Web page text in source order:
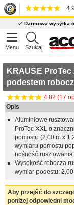
Darmowa wysyłka
Menu Szukaj
KRAUSE
podestem
4,82 (17
Opis
Aluminiowe
ProTec XXL o
pomostu (2,00 m x
wymiaru pomostu
nośność
Wysokość robocza
wymiar podestu:
Aby przejść do
poniżej odpowiedni